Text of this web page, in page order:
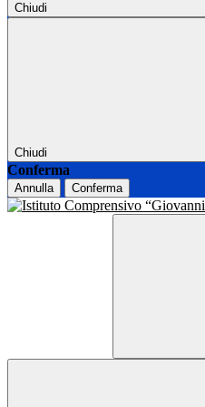
Chiudi
Chiudi
Conferma
Annulla Conferma